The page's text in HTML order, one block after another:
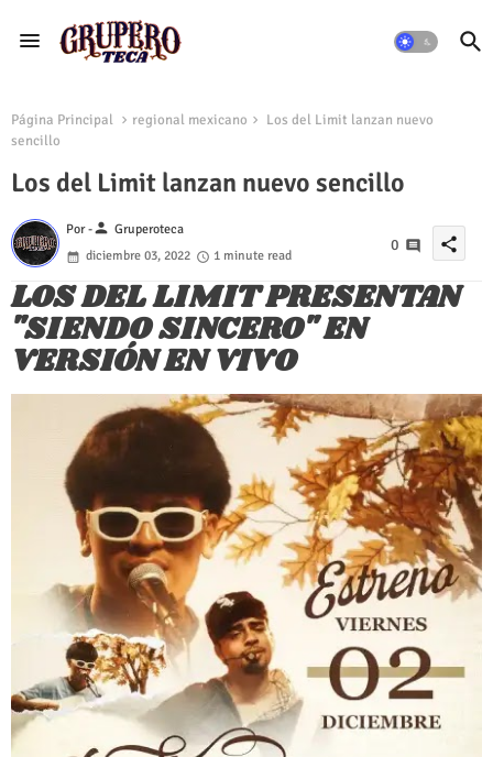
Página Principal regional mexicano
Los del Limit lanzan nuevo
sencillo
Los del Limit lanzan nuevo sencillo
Por -person Gruperoteca
diciembre 03, 2022
1 minute read
0 share
LOS DEL LIMIT PRESENTAN
"SIENDO SINCERO" EN
VERSIÓN EN VIVO